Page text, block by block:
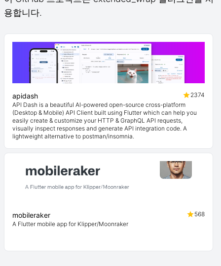
용합니다.
apidash
2374
API Dash is a beautiful AI-powered open-source cross-platform
(Desktop & Mobile) API Client built using Flutter which can help you
easily create & customize your HTTP & GraphQL API requests,
visually inspect responses and generate API integration code. A
lightweight alternative to postman/insomnia.
mobileraker
568
A Flutter mobile app for Klipper/Moonraker